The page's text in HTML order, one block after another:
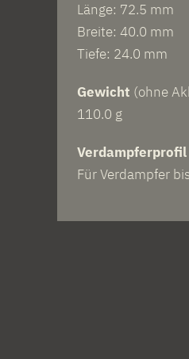
Länge: 72.5 mm
Breite: 40.0 mm
Tiefe: 24.0 mm
Gewicht (ohne
110.0 g
Verdampferprofil
Für Verdampfer